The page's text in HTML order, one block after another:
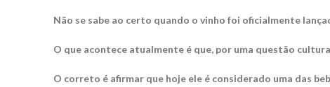
Não se sabe ao certo quando o vinho foi oficialmente
O que acontece atualmente é que, por uma questão
O correto é afirmar que hoje ele é considerado uma das